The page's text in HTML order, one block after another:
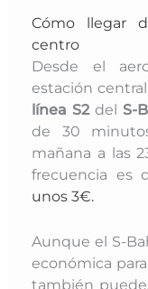
Cómo llegar
centro
Desde el
estación
línea S2del S-
de 30
mañana a las
frecuencia es
unos 3€.
Aunque el S-
económica
también